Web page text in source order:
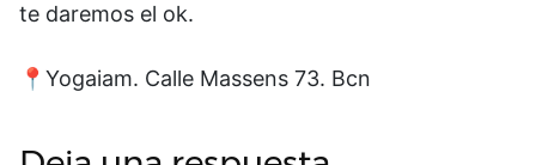
te daremos el ok.
📍Yogaiam. Calle Massens 73. Bcn